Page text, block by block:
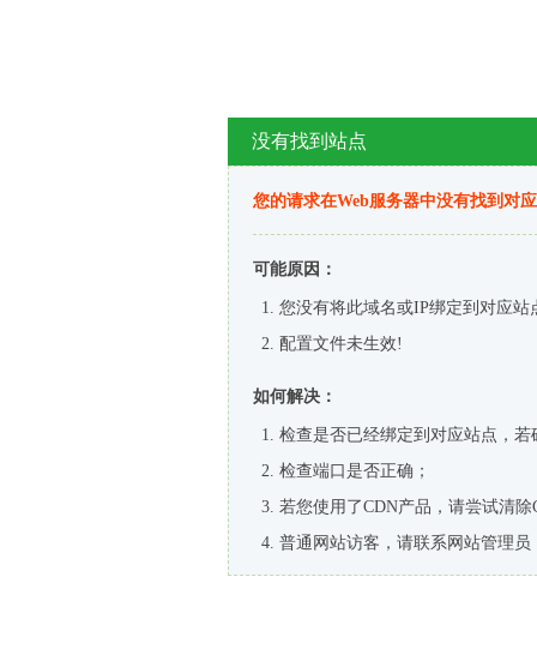
没有找到站点
您的请求在Web服务器中没有找到对
可能原因：
您没有将此域名或IP绑定到对应站
配置文件未生效!
如何解决：
检查是否已经绑定到对应站点，
检查端口是否正确；
若您使用了CDN产品，请尝试清除
普通网站访客，请联系网站管理员